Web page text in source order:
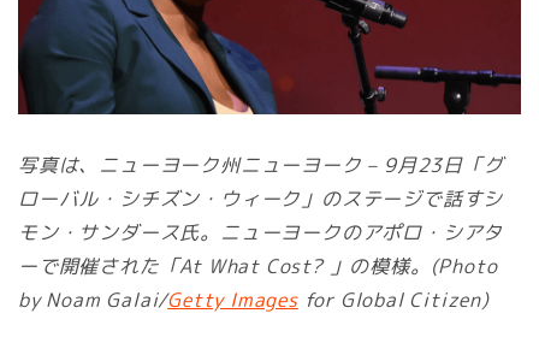
写真は、ニューヨーク州ニューヨーク – 9月23日「グ
ローバル・シチズン・ウィーク」のステージで話すシ
モン・サンダース氏。ニューヨークのアポロ・シアタ
ーで開催された「At What Cost? 」の模様。(Photo
by Noam Galai/Getty Imagesfor Global Citizen)